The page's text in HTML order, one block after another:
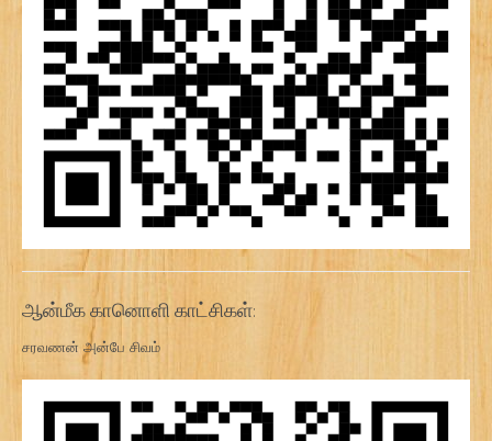
ஆன்மீக கானொளி காட்சிகள்:
சரவணன் அன்பே சிவம்